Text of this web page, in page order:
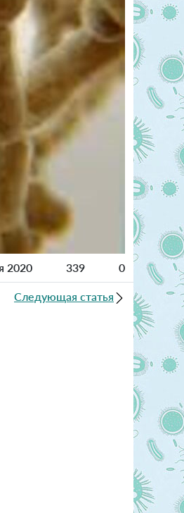
2020 339 0
Следующая статья